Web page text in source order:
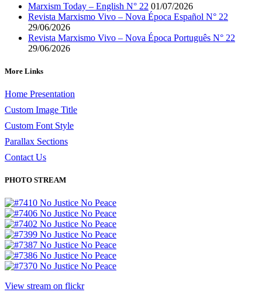
Marxism Today – English N° 22 01/07/2026
Revista Marxismo Vivo – Nova Época Español N° 22
29/06/2026
Revista Marxismo Vivo – Nova Época Português N° 22
29/06/2026
More Links
Home Presentation
Custom Image Title
Custom Font Style
Parallax Sections
Contact Us
PHOTO STREAM
View stream on flickr